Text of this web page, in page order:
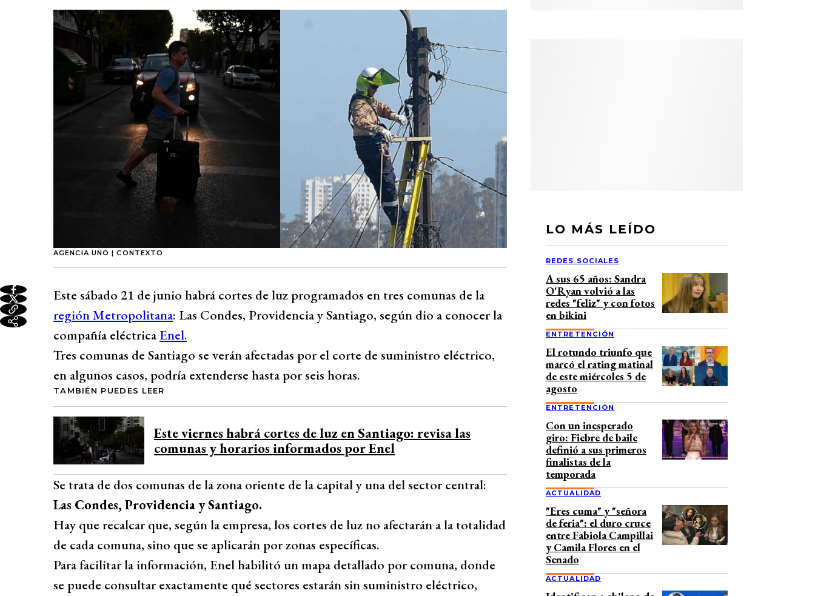
AGENCIA UNO | CONTEXTO
Este sábado 21 de junio habrá cortes de luz programados en tres comunas de la
región Metropolitana: Las Condes, Providencia y Santiago, según dio a conocer la
compañía eléctrica Enel.
Tres comunas de Santiago se verán afectadas por el corte de suministro eléctrico,
en algunos casos, podría extenderse hasta por seis horas.
TAMBIÉN PUEDES LEER
Este viernes habrá cortes de luz en Santiago: revisa las
comunas y horarios informados por Enel
Se trata de dos comunas de la zona oriente de la capital y una del sector central:
Las Condes, Providencia y Santiago.
Hay que recalcar que, según la empresa, los cortes de luz no afectarán a la totalidad
de cada comuna, sino que se aplicarán por zonas específicas.
Para facilitar la información, Enel habilitó un mapa detallado por comuna, donde
se puede consultar exactamente qué sectores estarán sin suministro eléctrico,
LO MÁS LEÍDO
REDES SOCIALES
A sus 65 años: Sandra
O'Ryan volvió a las
redes "feliz" y con fotos
en bikini
ENTRETENCIÓN
El rotundo triunfo que
marcó el rating matinal
de este miércoles 5 de
agosto
ENTRETENCIÓN
Con un inesperado
giro: Fiebre de baile
definió a sus primeros
finalistas de la
temporada
ACTUALIDAD
"Eres cuma" y "señora
de feria": el duro cruce
entre Fabiola Campillai
y Camila Flores en el
Senado
ACTUALIDAD